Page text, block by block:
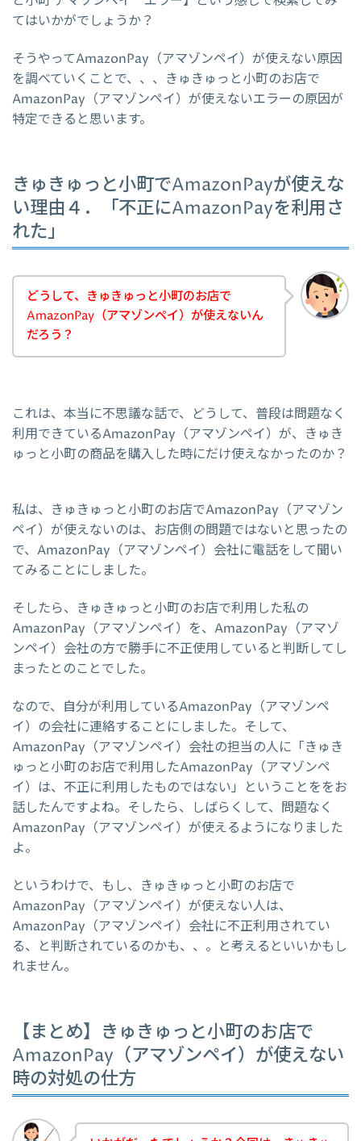
てはいかがでしょうか？
そうやってAmazonPay（アマゾンペイ）が使えない原因
を調べていくことで、、、きゅきゅっと小町のお店で
AmazonPay（アマゾンペイ）が使えないエラーの原因が
特定できると思います。
きゅきゅっと小町でAmazonPayが使えな
い理由４．「不正にAmazonPayを利用さ
れた」
どうして、きゅきゅっと小町のお店で
AmazonPay（アマゾンペイ）が使えないん
だろう？
これは、本当に不思議な話で、どうして、普段は問題なく
利用できているAmazonPay（アマゾンペイ）が、きゅき
ゅっと小町の商品を購入した時にだけ使えなかったのか？
私は、きゅきゅっと小町のお店でAmazonPay（アマゾン
ペイ）が使えないのは、お店側の問題ではないと思ったの
で、AmazonPay（アマゾンペイ）会社に電話をして聞い
てみることにしました。
そしたら、きゅきゅっと小町のお店で利用した私の
AmazonPay（アマゾンペイ）を、AmazonPay（アマゾ
ンペイ）会社の方で勝手に不正使用していると判断してし
まったとのことでした。
なので、自分が利用しているAmazonPay（アマゾンペ
イ）の会社に連絡することにしました。そして、
AmazonPay（アマゾンペイ）会社の担当の人に「きゅき
ゅっと小町のお店で利用したAmazonPay（アマゾンペ
イ）は、不正に利用したものではない」ということををお
話したんですよね。そしたら、しばらくして、問題なく
AmazonPay（アマゾンペイ）が使えるようになりました
よ。
というわけで、もし、きゅきゅっと小町のお店で
AmazonPay（アマゾンペイ）が使えない人は、
AmazonPay（アマゾンペイ）会社に不正利用されてい
る、と判断されているのかも、、。と考えるといいかもし
れません。
【まとめ】きゅきゅっと小町のお店で
AmazonPay（アマゾンペイ）が使えない
時の対処の仕方